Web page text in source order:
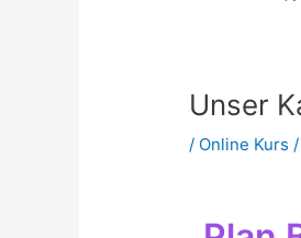
Unser
/ Online Kurs